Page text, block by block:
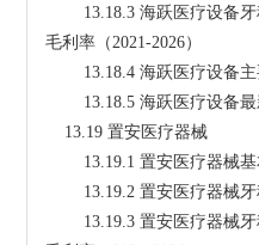
毛利率（2021-2026）
13.18.4 海跃医疗设
13.18.5 海跃医疗设
    13.19 置安医疗器械
13.19.1 置安医疗器
13.19.2 置安医疗